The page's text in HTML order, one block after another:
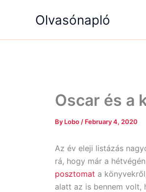
Olvasónapló
Oscar és a
By Lobo / February 4, 2020
Az év eleji listázás
rá, hogy már a
posztomat a
alatt az is bennem volt,